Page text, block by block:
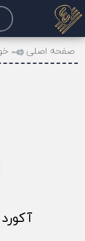
صفحه اصلی